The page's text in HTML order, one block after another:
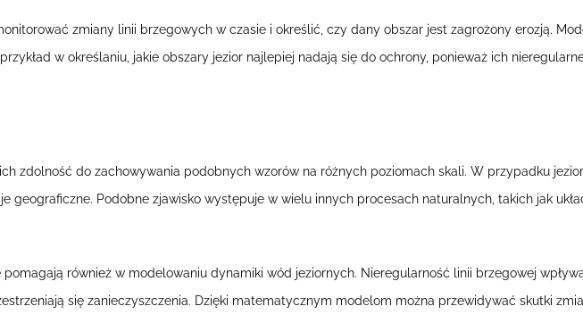
zmiany linii brzegowych w czasie i określić, czy dany obszar jest zagrożony erozją.
w określaniu, jakie obszary jezior najlepiej nadają się do ochrony, ponieważ ich
zdolność do zachowywania podobnych wzorów na różnych poziomach skali. W przypadku
geograficzne. Podobne zjawisko występuje w wielu innych procesach naturalnych, takich jak
również w modelowaniu dynamiki wód jeziornych. Nieregularność linii brzegowej
się zanieczyszczenia. Dzięki matematycznym modelom można przewidywać skutki